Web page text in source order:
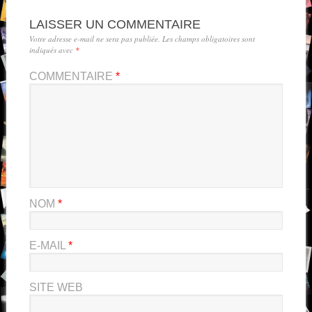
LAISSER UN COMMENTAIRE
Votre adresse e-mail ne sera pas publiée. Les champs obligatoires sont
indiqués avec *
COMMENTAIRE *
NOM *
E-MAIL *
SITE WEB